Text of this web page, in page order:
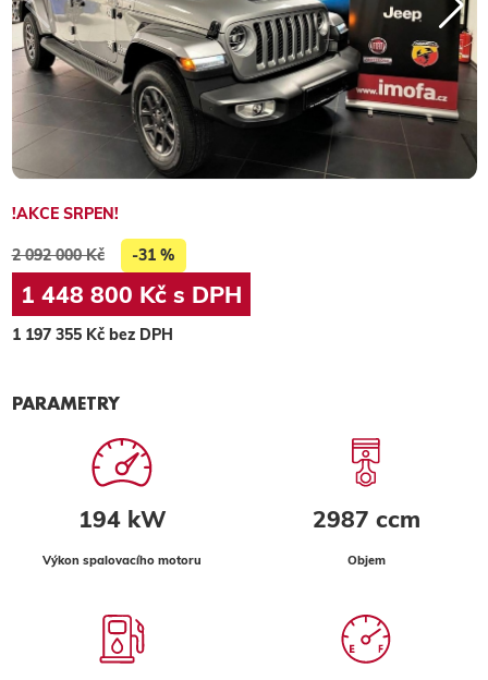
!AKCE SRPEN!
2 092 000 Kč -31 %
1 448 800 Kč s DPH
1 197 355 Kč bez DPH
PARAMETRY
194 kW
Výkon spalovacího motoru
2987 ccm
Objem